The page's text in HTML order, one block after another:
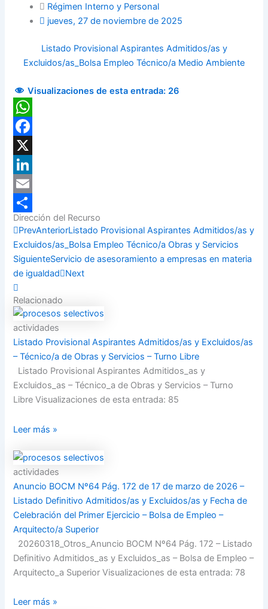
Régimen Interno y Personal
jueves, 27 de noviembre de 2025
Listado Provisional Aspirantes Admitidos/as y
Excluidos/as_Bolsa Empleo Técnico/a Medio Ambiente
Visualizaciones de esta entrada: 26
WhatsApp
Facebook
X
LinkedIn
Email
Compartir
Dirección del Recurso
PrevAnteriorListado Provisional Aspirantes Admitidos/as y
Excluidos/as_Bolsa Empleo Técnico/a Obras y Servicios
SiguienteServicio de asesoramiento a empresas en materia
de igualdad
Next
Relacionado
actividades
Listado Provisional Aspirantes Admitidos/as y Excluidos/as
– Técnico/a de Obras y Servicios – Turno Libre
Listado Provisional Aspirantes Admitidos_as y
Excluidos_as – Técnico_a de Obras y Servicios – Turno
Libre Visualizaciones de esta entrada: 85
Leer más »
actividades
Anuncio BOCM Nº64 Pág. 172 de 17 de marzo de 2026 –
Listado Definitivo Admitidos/as y Excluidos/as y Fecha de
Celebración del Primer Ejercicio – Bolsa de Empleo –
Arquitecto/a Superior
20260318_Otros_Anuncio BOCM Nº64 Pág. 172 – Listado
Definitivo Admitidos_as y Excluidos_as – Bolsa de Empleo –
Arquitecto_a Superior Visualizaciones de esta entrada: 78
Leer más »